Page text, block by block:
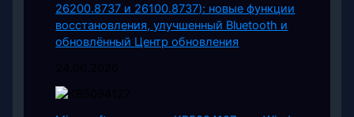
26200.8737 и 26100.8737): новые функции
восстановления, улучшенный Bluetooth и
обновлённый Центр обновления